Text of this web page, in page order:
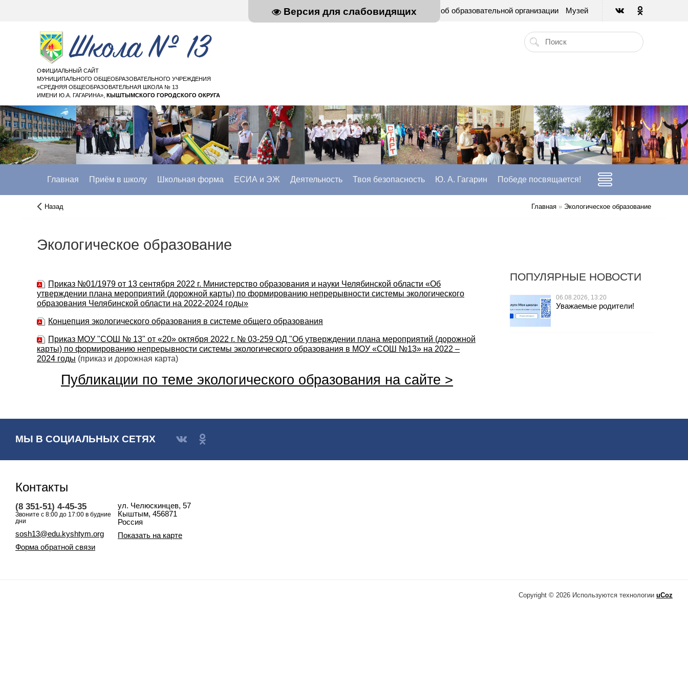
Версия для слабовидящих
Главная Сведения об образовательной организации Музей
ОФИЦИАЛЬНЫЙ САЙТ
МУНИЦИПАЛЬНОГО ОБЩЕОБРАЗОВАТЕЛЬНОГО УЧРЕЖДЕНИЯ
«СРЕДНЯЯ ОБЩЕОБРАЗОВАТЕЛЬНАЯ ШКОЛА № 13
ИМЕНИ Ю.А. ГАГАРИНА», КЫШТЫМСКОГО ГОРОДСКОГО ОКРУГА
Главная Приём в школу Школьная форма ЕСИА и ЭЖ Деятельность Твоя безопасность Ю. А. Гагарин Победе посвящается!
Назад Главная » Экологическое образование
Экологическое образование
Приказ №01/1979 от 13 сентября 2022 г. Министерство образования и науки Челябинской области «Об
утверждении плана мероприятий (дорожной карты) по формированию непрерывности системы экологического
образования Челябинской области на 2022-2024 годы»
Концепция экологического образования в системе общего образования
Приказ МОУ "СОШ № 13" от «20» октября 2022 г. № 03-259 ОД "Об утверждении плана мероприятий (дорожной
карты) по формированию непрерывности системы экологического образования в МОУ «СОШ №13» на 2022 –
2024 годы (приказ и дорожная карта)
Публикации по теме экологического образования на сайте >
ПОПУЛЯРНЫЕ НОВОСТИ
06.08.2026, 13:20
Уважаемые родители!
МЫ В СОЦИАЛЬНЫХ СЕТЯХ
Контакты
(8 351-51) 4-45-35
Звоните с 8:00 до 17:00 в будние
дни
sosh13@edu.kyshtym.org
Форма обратной связи
ул. Челюскинцев, 57
Кыштым, 456871
Россия
Показать на карте
Copyright © 2026 Используются технологии uCoz